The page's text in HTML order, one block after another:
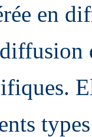
en